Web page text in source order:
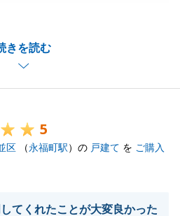
きを読む
でお越し頂きまして誠にあり
5
区 （永福町駅）の 戸建て を ご購入
てくれたことが大変良かった